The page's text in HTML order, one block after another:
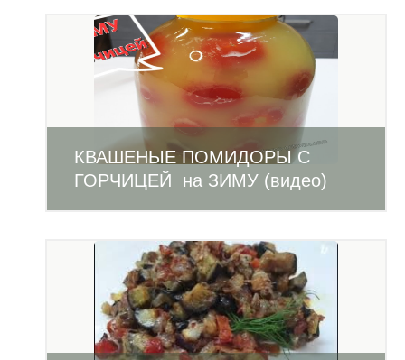
КВАШЕНЫЕ ПОМИДОРЫ С
ГОРЧИЦЕЙ на ЗИМУ (видео)